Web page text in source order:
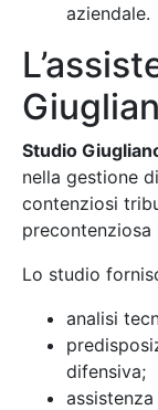
aziendale.
Studio
nella gestione
contenziosi
Lo studio
analisi
difensiva;